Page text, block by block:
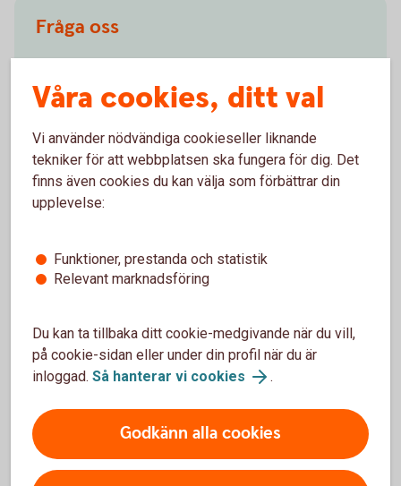
Fråga oss
internetbanken eller appen. Det går även bra att ringa
oss.
Kontakta oss för rådgivning
Hjälp med avtal
avtal hos oss.
08-58 59 86 60
Öppettider:
Vardagar 9–15 (lunchstängt 12–13).
Våra cookies, ditt val
Vi använder nödvändiga cookieseller liknande
tekniker för att webbplatsen ska fungera för dig. Det
finns även cookies du kan välja som förbättrar din
upplevelse:
Funktioner, prestanda och statistik
Relevant marknadsföring
Du kan ta tillbaka ditt cookie-medgivande när du vill,
på cookie-sidan eller under din profil när du är
inloggad. Så hanterar vi cookies .
Godkänn alla cookies